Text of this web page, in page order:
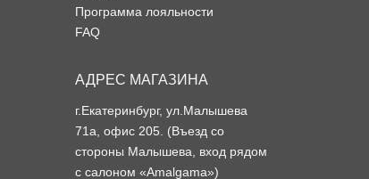
Программа лояльности
FAQ
АДРЕС МАГАЗИНА
г.Екатеринбург, ул.Малышева
71а, офис 205. (Въезд со
стороны Малышева, вход рядом
с салоном «Amalgama»)